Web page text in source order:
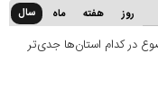
روز هفته ماه سال
در کدام استان‌ها جدی‌تر